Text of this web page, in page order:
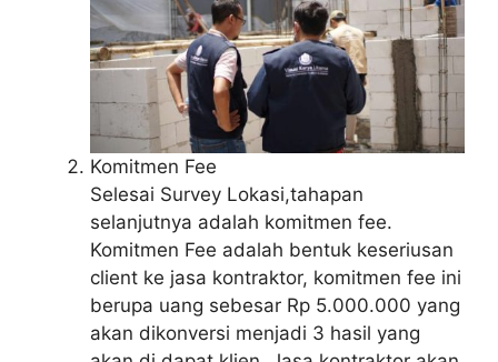
Komitmen Fee
Selesai Survey Lokasi,tahapan
selanjutnya adalah komitmen fee.
Komitmen Fee adalah bentuk keseriusan
client ke jasa kontraktor, komitmen fee ini
berupa uang sebesar Rp 5.000.000 yang
akan dikonversi menjadi 3 hasil yang